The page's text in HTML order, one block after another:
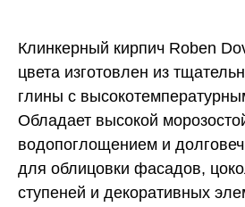
Клинкерный кирпич Roben
цвета изготовлен из
глины с
Обладает высокой
водопоглощением и
для облицовки фасадов,
ступеней и декоративных